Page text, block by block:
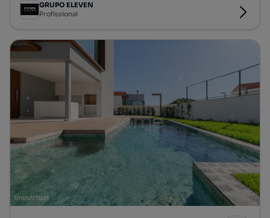
GRUPO ELEVEN
Profissional